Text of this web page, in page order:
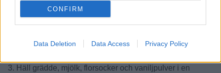
CONFIRM
Data Deletion Data Access Privacy Policy
1. Om du använder gelatinpulver så blandar du det med
(Agar agar, gelsocker etc) enligt instruktioner.
3. Häll grädde, mjölk, florsocker och vaniljpulver i en